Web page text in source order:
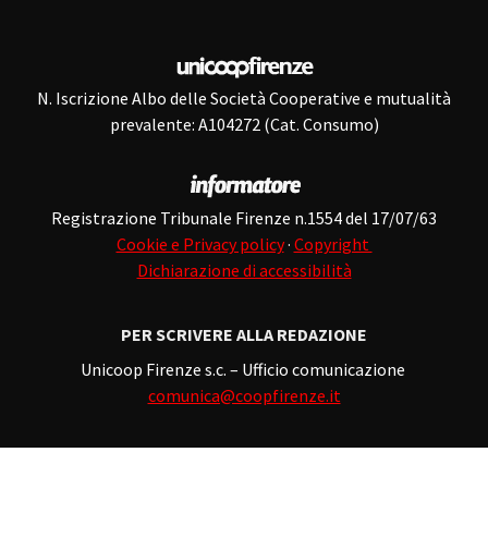
N. Iscrizione Albo delle Società Cooperative e mutualità
prevalente: A104272 (Cat. Consumo)
Registrazione Tribunale Firenze n.1554 del 17/07/63
Cookie e Privacy policy· Copyright
Dichiarazione di accessibilità
PER SCRIVERE ALLA REDAZIONE
Unicoop Firenze s.c. – Ufficio comunicazione
comunica@coopfirenze.it